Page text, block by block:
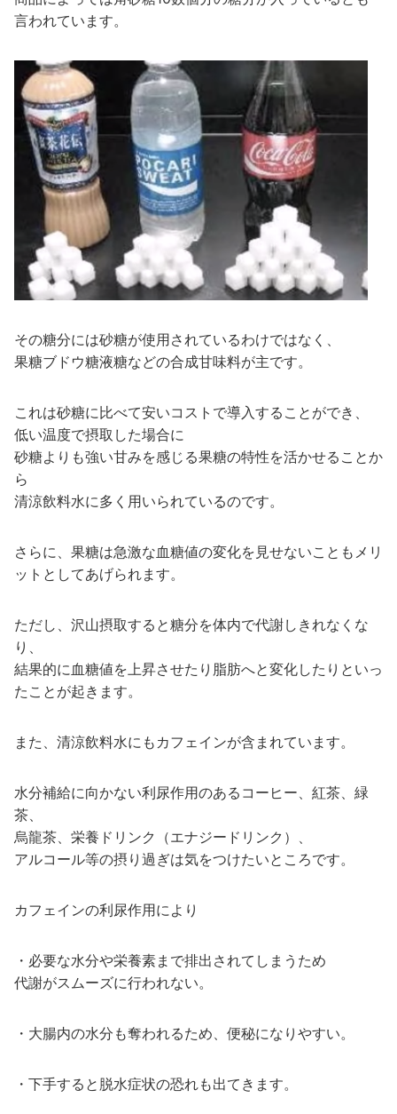
言われています。
その糖分には砂糖が使用されているわけではなく、
果糖ブドウ糖液糖などの合成甘味料が主です。
これは砂糖に比べて安いコストで導入することができ、
低い温度で摂取した場合に
砂糖よりも強い甘みを感じる果糖の特性を活かせることか
ら
清涼飲料水に多く用いられているのです。
さらに、果糖は急激な血糖値の変化を見せないこともメリ
ットとしてあげられます。
ただし、沢山摂取すると糖分を体内で代謝しきれなくな
り、
結果的に血糖値を上昇させたり脂肪へと変化したりといっ
たことが起きます。
また、清涼飲料水にもカフェインが含まれています。
水分補給に向かない利尿作用のあるコーヒー、紅茶、緑
茶、
烏龍茶、栄養ドリンク（エナジードリンク）、
アルコール等の摂り過ぎは気をつけたいところです。
カフェインの利尿作用により
・必要な水分や栄養素まで排出されてしまうため
代謝がスムーズに行われない。
・大腸内の水分も奪われるため、便秘になりやすい。
・下手すると脱水症状の恐れも出てきます。